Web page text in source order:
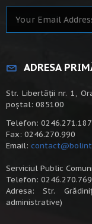
ADRESA
Str. Libertății nr. 1,
poștal: 085100
Telefon: 0246.271.187
Fax: 0246.270.990
Email:
Serviciul Public
Telefon: 0246.270.769
Adresa: Str.
administrative)